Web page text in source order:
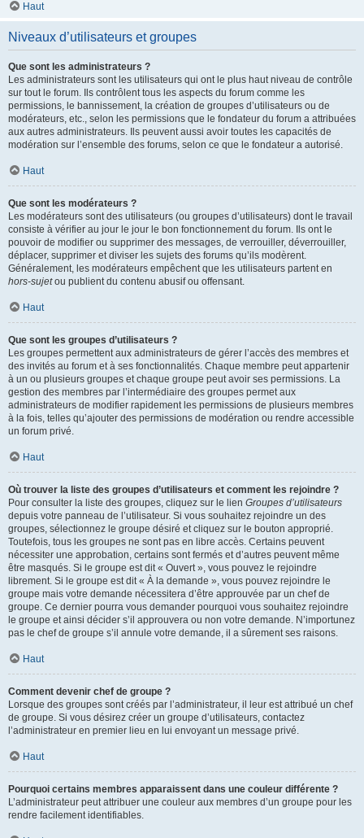
Haut
Niveaux d’utilisateurs et groupes
Que sont les administrateurs ?
Les administrateurs sont les utilisateurs qui ont le plus haut niveau de contrôle
sur tout le forum. Ils contrôlent tous les aspects du forum comme les
permissions, le bannissement, la création de groupes d’utilisateurs ou de
modérateurs, etc., selon les permissions que le fondateur du forum a attribuées
aux autres administrateurs. Ils peuvent aussi avoir toutes les capacités de
modération sur l’ensemble des forums, selon ce que le fondateur a autorisé.
Haut
Que sont les modérateurs ?
Les modérateurs sont des utilisateurs (ou groupes d’utilisateurs) dont le travail
consiste à vérifier au jour le jour le bon fonctionnement du forum. Ils ont le
pouvoir de modifier ou supprimer des messages, de verrouiller, déverrouiller,
déplacer, supprimer et diviser les sujets des forums qu’ils modèrent.
Généralement, les modérateurs empêchent que les utilisateurs partent en
hors-sujetou publient du contenu abusif ou offensant.
Haut
Que sont les groupes d’utilisateurs ?
Les groupes permettent aux administrateurs de gérer l’accès des membres et
des invités au forum et à ses fonctionnalités. Chaque membre peut appartenir
à un ou plusieurs groupes et chaque groupe peut avoir ses permissions. La
gestion des membres par l’intermédiaire des groupes permet aux
administrateurs de modifier rapidement les permissions de plusieurs membres
à la fois, telles qu’ajouter des permissions de modération ou rendre accessible
un forum privé.
Haut
Où trouver la liste des groupes d’utilisateurs et comment les rejoindre ?
Pour consulter la liste des groupes, cliquez sur le lien Groupes d’utilisateurs
depuis votre panneau de l’utilisateur. Si vous souhaitez rejoindre un des
groupes, sélectionnez le groupe désiré et cliquez sur le bouton approprié.
Toutefois, tous les groupes ne sont pas en libre accès. Certains peuvent
nécessiter une approbation, certains sont fermés et d’autres peuvent même
être masqués. Si le groupe est dit « Ouvert », vous pouvez le rejoindre
librement. Si le groupe est dit « À la demande », vous pouvez rejoindre le
groupe mais votre demande nécessitera d’être approuvée par un chef de
groupe. Ce dernier pourra vous demander pourquoi vous souhaitez rejoindre
le groupe et ainsi décider s’il approuvera ou non votre demande. N’importunez
pas le chef de groupe s’il annule votre demande, il a sûrement ses raisons.
Haut
Comment devenir chef de groupe ?
Lorsque des groupes sont créés par l’administrateur, il leur est attribué un chef
de groupe. Si vous désirez créer un groupe d’utilisateurs, contactez
l’administrateur en premier lieu en lui envoyant un message privé.
Haut
Pourquoi certains membres apparaissent dans une couleur différente ?
L’administrateur peut attribuer une couleur aux membres d’un groupe pour les
rendre facilement identifiables.